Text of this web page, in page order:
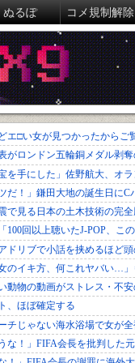
ぬるぽ コメ規制解除